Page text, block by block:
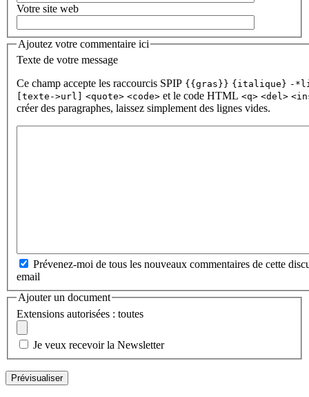
Votre site web
Ajoutez votre commentaire ici
Texte de votre message
Ce champ accepte les raccourcis SPIP {{gras}} {italique} -
[texte->url]
<quote> <code> et le code HTML <q> <del>
créer des paragraphes, laissez simplement des lignes vides.
Prévenez-moi de tous les nouveaux commentaires de cette
email
Ajouter un document
Extensions autorisées : toutes
Je veux recevoir la Newsletter